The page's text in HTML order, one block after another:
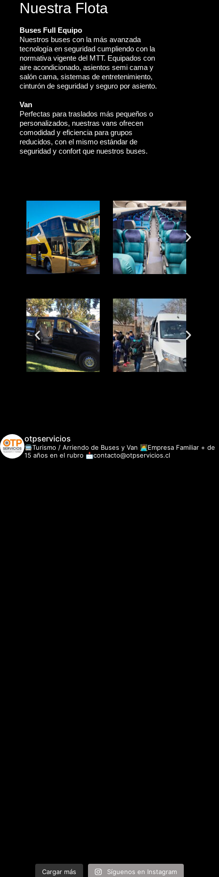
Nuestra Flota
Buses Full Equipo
Nuestros buses con la más avanzada
tecnología en seguridad cumpliendo con la
normativa vigente del MTT. Equipados con
aire acondicionado, asientos semi cama y
salón cama, sistemas de entretenimiento,
cinturón de seguridad y seguro por asiento.
Van
Perfectas para traslados más pequeños o
personalizados, nuestras vans ofrecen
comodidad y eficiencia para grupos
reducidos, con el mismo estándar de
seguridad y confort que nuestros buses.
otpservicios
🚍Turismo / Arriendo de Buses y Van 👩‍💻Empresa Familiar + de
15 años en el rubro 📩contacto@otpservicios.cl
Cargar más Síguenos en Instagram